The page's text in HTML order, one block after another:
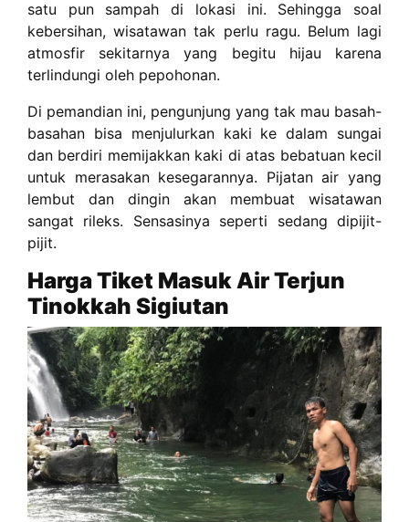
satu pun sampah di lokasi ini. Sehingga soal
kebersihan, wisatawan tak perlu ragu. Belum lagi
atmosfir sekitarnya yang begitu hijau karena
terlindungi oleh pepohonan.
Di pemandian ini, pengunjung yang tak mau basah-
basahan bisa menjulurkan kaki ke dalam sungai
dan berdiri memijakkan kaki di atas bebatuan kecil
untuk merasakan kesegarannya. Pijatan air yang
lembut dan dingin akan membuat wisatawan
sangat rileks. Sensasinya seperti sedang dipijit-
pijit.
Harga Tiket Masuk Air Terjun
Tinokkah Sigiutan